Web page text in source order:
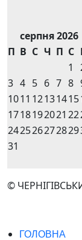
серпня 2026
П В С Ч П С
1
3 4 5 6 7 8
1011 12131415
1718192021 22
242526272829
31
©
ГОЛОВНА